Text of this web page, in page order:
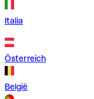
Italia
Österreich
België